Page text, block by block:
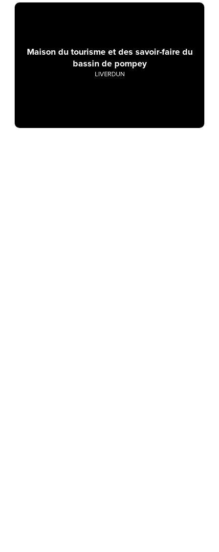
Maison du tourisme et des savoir-faire du
bassin de pompey
LIVERDUN